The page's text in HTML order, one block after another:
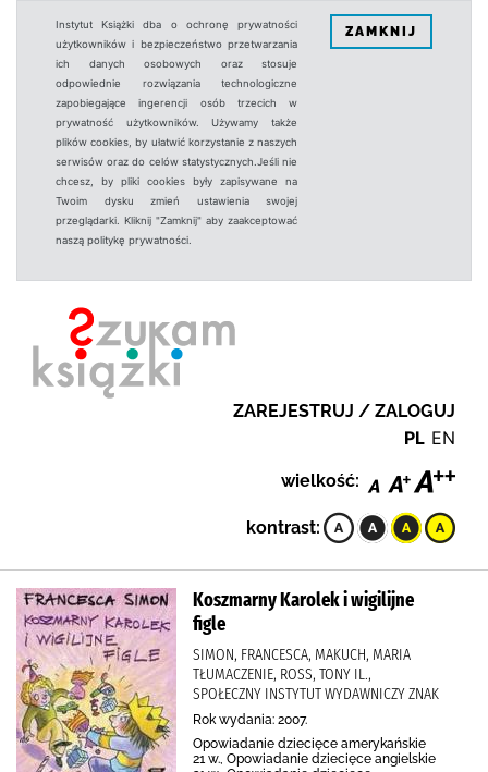
Instytut Książki dba o ochronę prywatności
użytkowników i bezpieczeństwo przetwarzania
ich danych osobowych oraz stosuje
odpowiednie rozwiązania technologiczne
zapobiegające ingerencji osób trzecich w
prywatność użytkowników. Używamy także
plików cookies, by ułatwić korzystanie z naszych
serwisów oraz do celów statystycznych.Jeśli nie
chcesz, by pliki cookies były zapisywane na
Twoim dysku zmień ustawienia swojej
przeglądarki. Kliknij "Zamknij" aby zaakceptować
naszą politykę prywatności.
ZAMKNIJ
ZAREJESTRUJ / ZALOGUJ
PL EN
wielkość:
kontrast:
Koszmarny Karolek i wigilijne
figle
SIMON, FRANCESCA, MAKUCH, MARIA
TŁUMACZENIE, ROSS, TONY IL.,
SPOŁECZNY INSTYTUT WYDAWNICZY ZNAK
Rok wydania: 2007.
Opowiadanie dziecięce amerykańskie
21 w., Opowiadanie dziecięce angielskie